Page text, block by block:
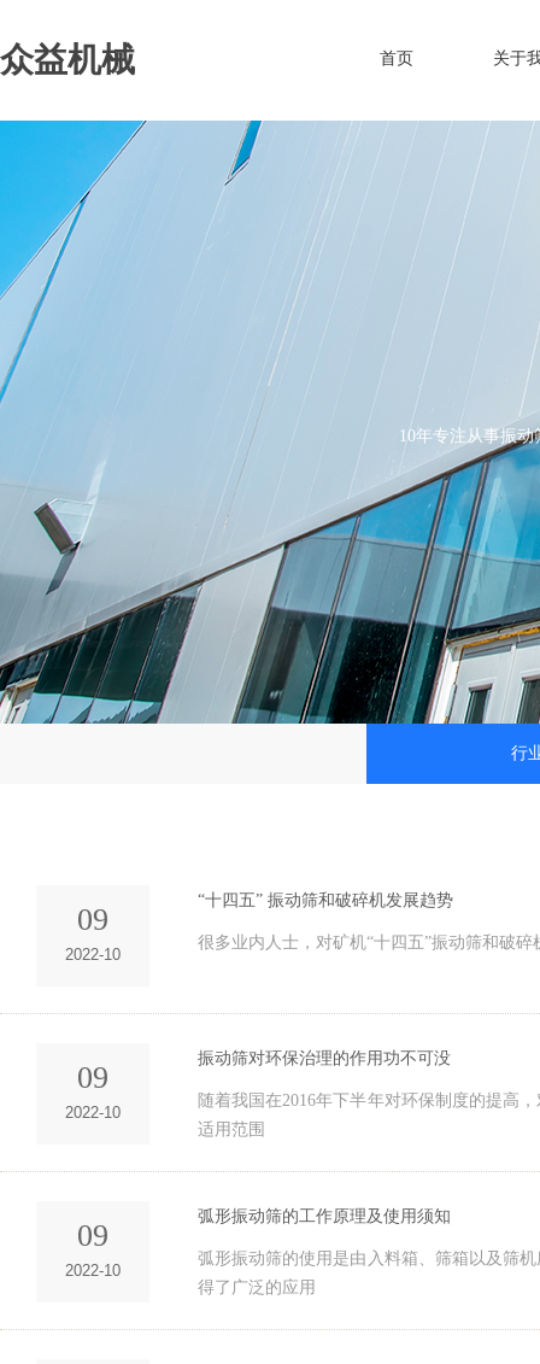
首页 关于
众益机械
10年专注从事振
行
09
2022-10
“十四五” 振动筛和破碎机发展趋势
很多业内人士，对矿机“十四五”振动筛和破
09
2022-10
振动筛对环保治理的作用功不可没
随着我国在2016年下半年对环保制度的提高
适用范围
09
2022-10
弧形振动筛的工作原理及使用须知
弧形振动筛的使用是由入料箱、筛箱以及筛
得了广泛的应用